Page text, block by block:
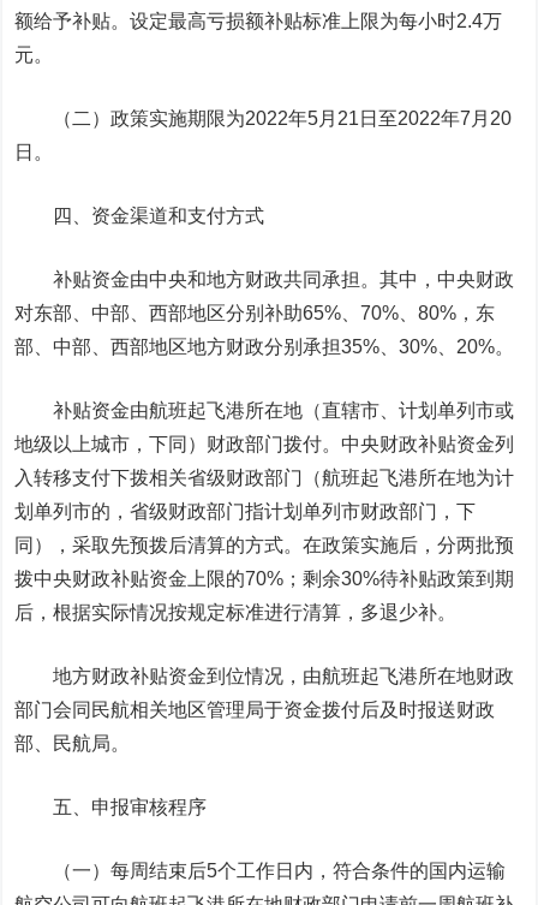
额给予补贴。设定最高亏损额补贴标准上限为每小时2.4万
元。
（二）政策实施期限为2022年5月21日至2022年7月20
日。
四、资金渠道和支付方式
补贴资金由中央和地方财政共同承担。其中，中央财政
对东部、中部、西部地区分别补助65%、70%、80%，东
部、中部、西部地区地方财政分别承担35%、30%、20%。
补贴资金由航班起飞港所在地（直辖市、计划单列市或
地级以上城市，下同）财政部门拨付。中央财政补贴资金列
入转移支付下拨相关省级财政部门（航班起飞港所在地为计
划单列市的，省级财政部门指计划单列市财政部门，下
同），采取先预拨后清算的方式。在政策实施后，分两批预
拨中央财政补贴资金上限的70%；剩余30%待补贴政策到期
后，根据实际情况按规定标准进行清算，多退少补。
地方财政补贴资金到位情况，由航班起飞港所在地财政
部门会同民航相关地区管理局于资金拨付后及时报送财政
部、民航局。
五、申报审核程序
（一）每周结束后5个工作日内，符合条件的国内运输